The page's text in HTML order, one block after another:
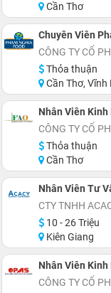
Cần Thơ
Chuyên Viên
CÔNG TY CỔ
Thỏa thuận
Cần Thơ, Vĩnh Long, An
Nhân Viên Kinh
CÔNG TY CỔ
Thỏa thuận
Cần Thơ
Nhân Viên Tư
CTY TNHH
10 - 26 Triệu
Kiên Giang
Nhân Viên Kinh
CÔNG TY CỔ